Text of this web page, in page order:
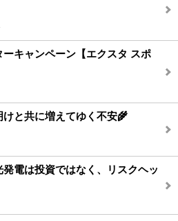
キャンペーン【エクスタ スポ
けと共に増えてゆく不安🌾
発電は投資ではなく、リスクヘッ